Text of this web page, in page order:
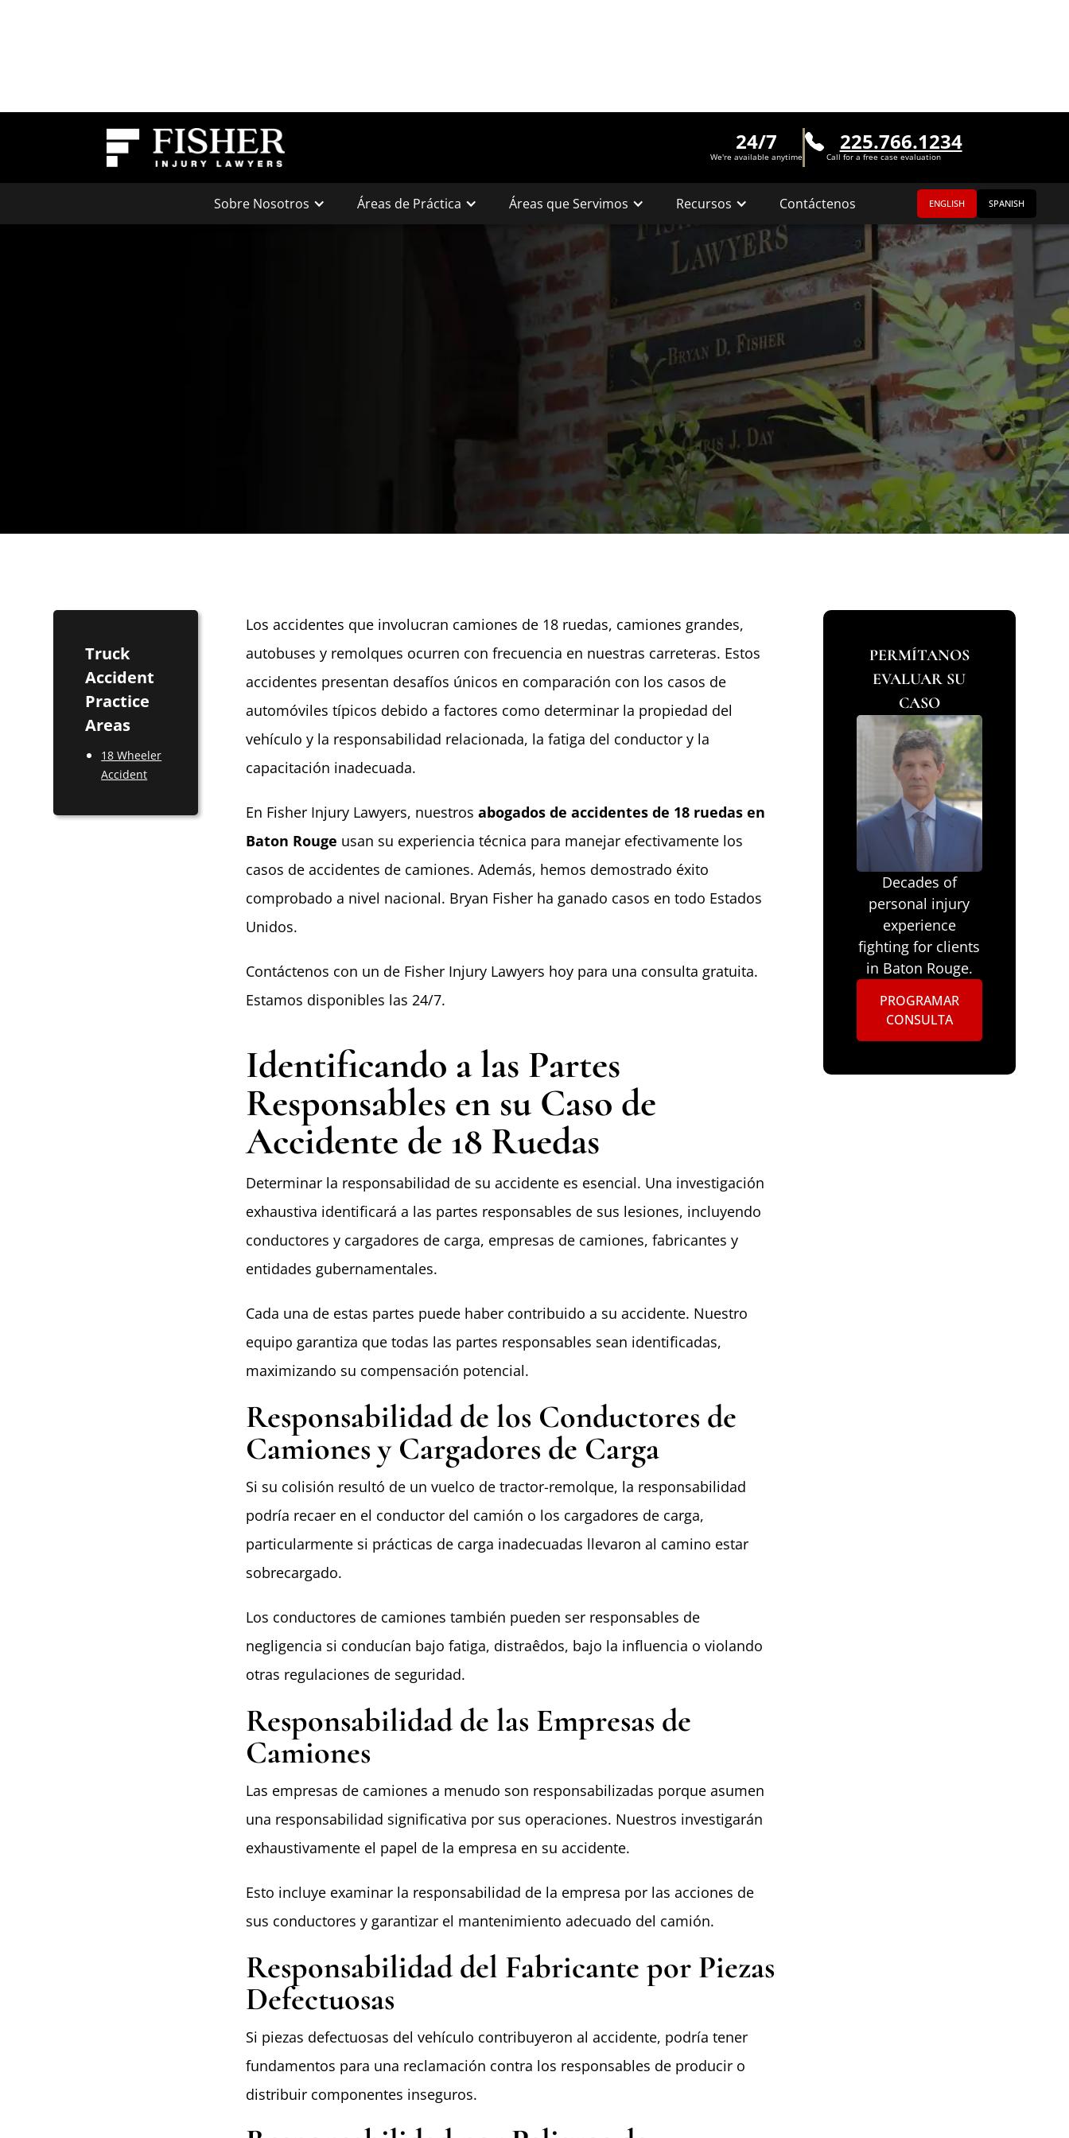
24/7
We're available anytime
225.766.1234
Call for a free case evaluation
Sobre Nosotros Áreas de Práctica Áreas que Servimos Recursos Contáctenos ENGLISH SPANISH
Truck
Accident
Practice
Areas
18 Wheeler
Accident
Los accidentes que involucran camiones de 18 ruedas, camiones grandes,
autobuses y remolques ocurren con frecuencia en nuestras carreteras. Estos
accidentes presentan desafíos únicos en comparación con los casos de
automóviles típicos debido a factores como determinar la propiedad del
vehículo y la responsabilidad relacionada, la fatiga del conductor y la
capacitación inadecuada.
En Fisher Injury Lawyers, nuestros abogados de accidentes de 18 ruedas en
Baton Rouge usan su experiencia técnica para manejar efectivamente los
casos de accidentes de camiones. Además, hemos demostrado éxito
comprobado a nivel nacional. Bryan Fisher ha ganado casos en todo Estados
Unidos.
Contáctenos con un de Fisher Injury Lawyers hoy para una consulta gratuita.
Estamos disponibles las 24/7.
Identificando a las Partes
Responsables en su Caso de
Accidente de 18 Ruedas
Determinar la responsabilidad de su accidente es esencial. Una investigación
exhaustiva identificará a las partes responsables de sus lesiones, incluyendo
conductores y cargadores de carga, empresas de camiones, fabricantes y
entidades gubernamentales.
Cada una de estas partes puede haber contribuido a su accidente. Nuestro
equipo garantiza que todas las partes responsables sean identificadas,
maximizando su compensación potencial.
Responsabilidad de los Conductores de
Camiones y Cargadores de Carga
Si su colisión resultó de un vuelco de tractor-remolque, la responsabilidad
podría recaer en el conductor del camión o los cargadores de carga,
particularmente si prácticas de carga inadecuadas llevaron al camino estar
sobrecargado.
Los conductores de camiones también pueden ser responsables de
negligencia si conducían bajo fatiga, distraêdos, bajo la influencia o violando
otras regulaciones de seguridad.
Responsabilidad de las Empresas de
Camiones
Las empresas de camiones a menudo son responsabilizadas porque asumen
una responsabilidad significativa por sus operaciones. Nuestros investigarán
exhaustivamente el papel de la empresa en su accidente.
Esto incluye examinar la responsabilidad de la empresa por las acciones de
sus conductores y garantizar el mantenimiento adecuado del camión.
Responsabilidad del Fabricante por Piezas
Defectuosas
Si piezas defectuosas del vehículo contribuyeron al accidente, podría tener
fundamentos para una reclamación contra los responsables de producir o
distribuir componentes inseguros.
PERMÍTANOS
EVALUAR SU
CASO
Decades of
personal injury
experience
fighting for clients
in Baton Rouge.
PROGRAMAR
CONSULTA